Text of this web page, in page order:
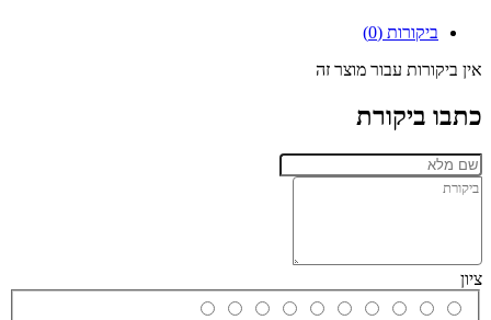
ביקורות (0)
אין ביקורות עבור מוצר זה
כתבו ביקורת
ציון